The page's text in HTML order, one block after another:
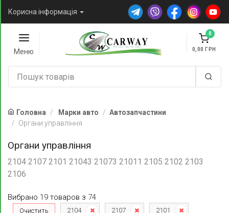
Корисна інформація
Меню
0
0,00
Головна Марки авто
Автозапчастини
Органи управління
Органи управління
2104 2107 2101 21043 21073 21011 2105 2102 2103
2106
Вибрано 19 товаров з 74
Очистить 2104 2107
2101